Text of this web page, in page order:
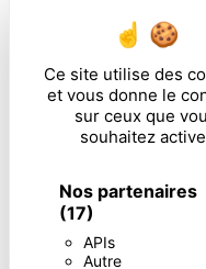
Ce site utilise des
et vous donne le
sur ceux que
souhaitez
Nos partenaires
(17)
APIs
Autre
En